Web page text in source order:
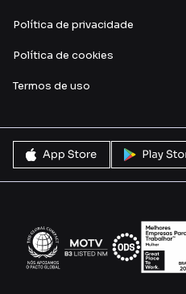
Política de privacidade
Política de cookies
Termos de uso